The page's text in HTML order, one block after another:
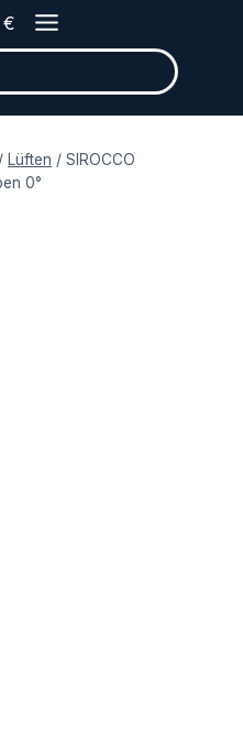
/ Lüften / SIROCCO
0°